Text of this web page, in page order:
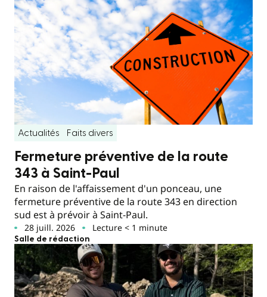
Actualités Faits divers
Fermeture préventive de la route
343 à Saint-Paul
En raison de l'affaissement d'un ponceau, une
fermeture préventive de la route 343 en direction
sud est à prévoir à Saint-Paul.
28 juill. 2026 Lecture < 1 minute
Salle de rédaction